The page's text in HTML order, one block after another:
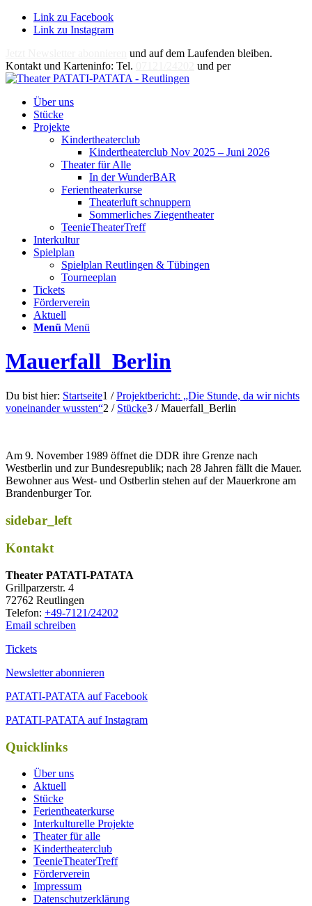
Link zu Facebook
Link zu Instagram
und auf dem Laufenden bleiben.
Kontakt und Karteninfo: Tel.
und per
Über uns
Stücke
Projekte
Kindertheaterclub
Kindertheaterclub Nov 2025 – Juni 2026
Theater für Alle
In der WunderBAR
Ferientheaterkurse
Theaterluft schnuppern
Sommerliches Ziegentheater
TeenieTheaterTreff
Interkultur
Spielplan
Spielplan Reutlingen & Tübingen
Tourneeplan
Tickets
Förderverein
Aktuell
Menü Menü
Mauerfall_Berlin
Du bist hier: Startseite1 / Projektbericht: „Die Stunde, da wir nichts
voneinander wussten“2 / Stücke3 / Mauerfall_Berlin
Am 9. November 1989 öffnet die DDR ihre Grenze nach
Westberlin und zur Bundesrepublik; nach 28 Jahren fällt die Mauer.
Bewohner aus West- und Ostberlin stehen auf der Mauerkrone am
Brandenburger Tor.
sidebar_left
Kontakt
Thea­ter PATATI-PATATA
Grill­par­zer­str. 4
72762 Reutlingen
Tele­fon: +49-7121/24202
Email schreiben
Tickets
Newsletter abonnieren
PATATI-PATATA auf Facebook
PATATI-PATATA auf Instagram
Quicklinks
Über uns
Aktuell
Stücke
Ferientheaterkurse
Interkulturelle Projekte
Theater für alle
Kindertheaterclub
TeenieTheaterTreff
Förderverein
Impressum
Datenschutzerklärung